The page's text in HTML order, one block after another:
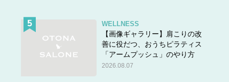
WELLNESS
【画像ギャラリー】肩こりの改
善に役だつ、おうちピラティス
「アームプッシュ」のやり方
2026.08.07